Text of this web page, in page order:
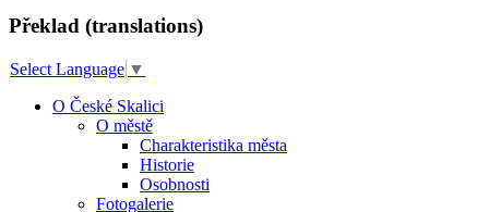
Překlad (translations)
Select Language ▼
O České Skalici
O městě
Charakteristika města
Historie
Osobnosti
Fotogalerie